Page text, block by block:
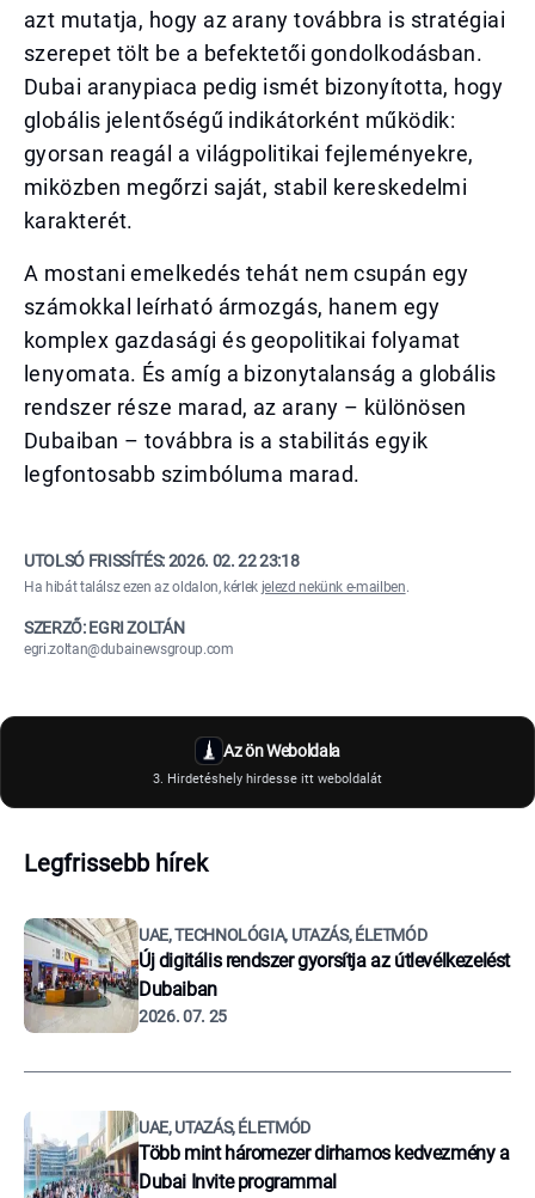
azt mutatja, hogy az arany továbbra is stratégiai
szerepet tölt be a befektetői gondolkodásban.
Dubai aranypiaca pedig ismét bizonyította, hogy
globális jelentőségű indikátorként működik:
gyorsan reagál a világpolitikai fejleményekre,
miközben megőrzi saját, stabil kereskedelmi
karakterét.
A mostani emelkedés tehát nem csupán egy
számokkal leírható ármozgás, hanem egy
komplex gazdasági és geopolitikai folyamat
lenyomata. És amíg a bizonytalanság a globális
rendszer része marad, az arany – különösen
Dubaiban – továbbra is a stabilitás egyik
legfontosabb szimbóluma marad.
UTOLSÓ FRISSÍTÉS:2026. 02. 22 23:18
Ha hibát találsz ezen az oldalon, kérlek jelezd nekünk e-mailben.
SZERZŐ: EGRI ZOLTÁN
egri.zoltan@dubainewsgroup.com
Az ön Weboldala
3. Hirdetéshely hirdesse itt weboldalát
Legfrissebb hírek
UAE, TECHNOLÓGIA, UTAZÁS, ÉLETMÓD
Új digitális rendszer gyorsítja az útlevélkezelést
Dubaiban
2026. 07. 25
UAE, UTAZÁS, ÉLETMÓD
Több mint háromezer dirhamos kedvezmény a
Dubai Invite programmal